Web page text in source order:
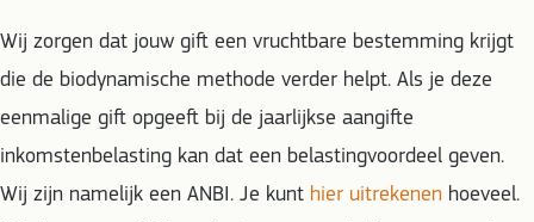
Wij zorgen dat jouw gift een vruchtbare bestemming krijgt
die de biodynamische methode verder helpt. Als je deze
eenmalige gift opgeeft bij de jaarlijkse aangifte
inkomstenbelasting kan dat een belastingvoordeel geven.
Wij zijn namelijk een ANBI. Je kunt hier uitrekenen hoeveel.